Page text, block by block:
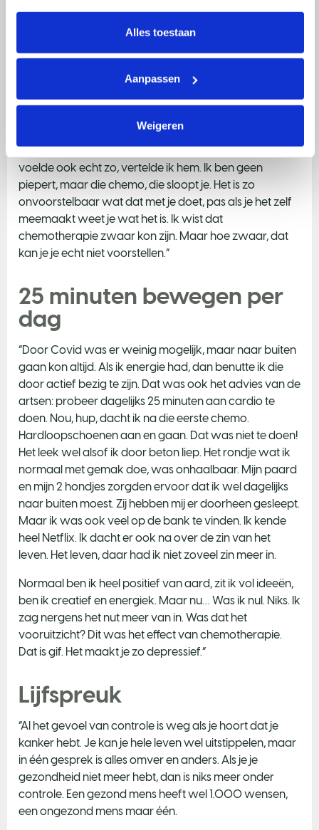
intrekken via Cookie instellingen onderaan de pagina. De
lijst met cookies is te vinden in het tabblad “details”.
Alles toestaan
Aanpassen
Weigeren
chemotherapie hoefde ik ook niet te praten. Kon ik
zwelgen in zelfmedelijden. Laat me maar alleen ziek
Ook mijn zoon van 17 probeerde ik zo min mogelijk te
pakken van boven en kwam hijgend beneden. ‘Je doet
net alsof je een marathon moet lopen,’ zei hij. Het
voelde ook echt zo, vertelde ik hem. Ik ben geen
piepert, maar die chemo, die sloopt je. Het is zo
onvoorstelbaar wat dat met je doet, pas als je het zelf
meemaakt weet je wat het is. Ik wist dat
chemotherapie zwaar kon zijn. Maar hoe zwaar, dat
kan je je echt niet voorstellen.”
25 minuten bewegen per
dag
“Door Covid was er weinig mogelijk, maar naar buiten
gaan kon altijd. Als ik energie had, dan benutte ik die
door actief bezig te zijn. Dat was ook het advies van de
artsen: probeer dagelijks 25 minuten aan cardio te
doen. Nou, hup, dacht ik na die eerste chemo.
Hardloopschoenen aan en gaan. Dat was niet te doen!
Het leek wel alsof ik door beton liep. Het rondje wat ik
normaal met gemak doe, was onhaalbaar. Mijn paard
en mijn 2 hondjes zorgden ervoor dat ik wel dagelijks
naar buiten moest. Zij hebben mij er doorheen gesleept.
Maar ik was ook veel op de bank te vinden. Ik kende
heel Netflix. Ik dacht er ook na over de zin van het
leven. Het leven, daar had ik niet zoveel zin meer in.
Normaal ben ik heel positief van aard, zit ik vol ideeën,
ben ik creatief en energiek. Maar nu… Was ik nul. Niks. Ik
zag nergens het nut meer van in. Was dat het
vooruitzicht? Dit was het effect van chemotherapie.
Dat is gif. Het maakt je zo depressief.”
Lijfspreuk
“Al het gevoel van controle is weg als je hoort dat je
kanker hebt. Je kan je hele leven wel uitstippelen, maar
in één gesprek is alles omver en anders. Als je je
gezondheid niet meer hebt, dan is niks meer onder
controle. Een gezond mens heeft wel 1.000 wensen,
een ongezond mens maar één.